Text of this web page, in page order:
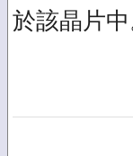
於該晶片中